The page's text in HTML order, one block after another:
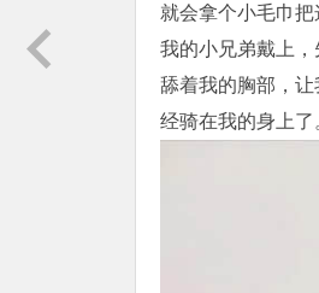
就会拿个小毛巾
我的小兄弟戴上
舔着我的胸部，
经骑在我的身上了